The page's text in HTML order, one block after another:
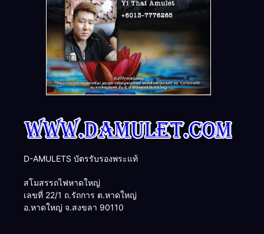
D-AMULETS บัตรรับรองพระแท้
สโมสรรถไฟหาดใหญ่
เลขที่ 22/1 ถ.รัถการ ต.หาดใหญ่
อ.หาดใหญ่ จ.สงขลา 90110